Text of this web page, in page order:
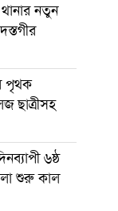
নতুন
পৃথক
ছাত্রীসহ
৬ষ্ঠ
শুরু কাল